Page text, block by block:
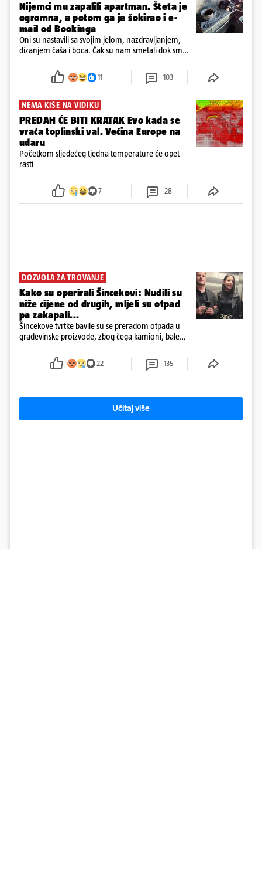
Nijemci mu zapalili apartman. Šteta je
ogromna, a potom ga je šokirao i e-
mail od Bookinga
Oni su nastavili sa svojim jelom, nazdravljanjem,
dizanjem čaša i boca. Čak su nam smetali dok smo
požar, rekao je vlasnik
11 103
NEMA KIŠE NA VIDIKU
PREDAH ĆE BITI KRATAK Evo kada se
vraća toplinski val. Većina Europe na
udaru
Početkom sljedećeg tjedna temperature će opet
rasti
7 28
DOZVOLA ZA TROVANJE
Kako su operirali Šincekovi: Nudili su
niže cijene od drugih, mljeli su otpad
pa zakapali...
Šincekove tvrtke bavile su se preradom otpada u
građevinske proizvode, zbog čega kamioni, bale
22 135
Učitaj više